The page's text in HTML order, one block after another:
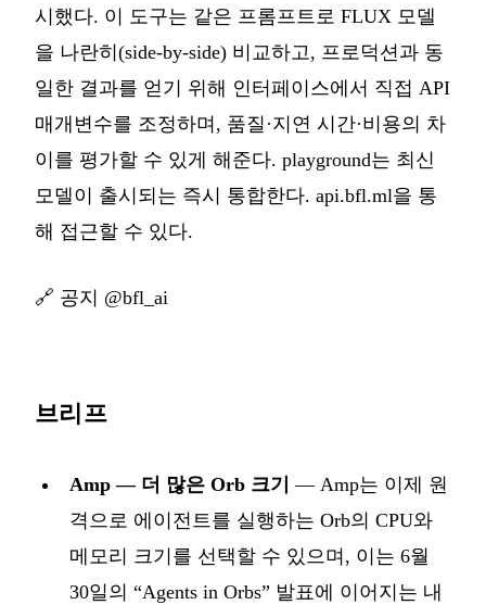
시했다. 이 도구는 같은 프롬프트로 FLUX 모델
을 나란히(side-by-side) 비교하고, 프로덕션과 동
일한 결과를 얻기 위해 인터페이스에서 직접 API
매개변수를 조정하며, 품질·지연 시간·비용의 차
이를 평가할 수 있게 해준다. playground는 최신
모델이 출시되는 즉시 통합한다. api.bfl.ml을 통
해 접근할 수 있다.
🔗 공지 @bfl_ai
브리프
Amp — 더 많은 Orb 크기 — Amp는 이제 원
격으로 에이전트를 실행하는 Orb의 CPU와
메모리 크기를 선택할 수 있으며, 이는 6월
30일의 “Agents in Orbs” 발표에 이어지는 내